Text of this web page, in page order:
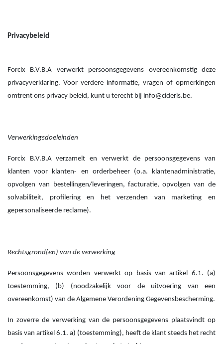
Privacybeleid
Forcix B.V.B.A verwerkt persoonsgegevens overeenkomstig deze
privacyverklaring. Voor verdere informatie, vragen of opmerkingen
omtrent ons privacy beleid, kunt u terecht bij info@cideris.be.
Verwerkingsdoeleinden
Forcix B.V.B.A verzamelt en verwerkt de persoonsgegevens van
klanten voor klanten- en orderbeheer (o.a. klantenadministratie,
opvolgen van bestellingen/leveringen, facturatie, opvolgen van de
solvabiliteit, profilering en het verzenden van marketing en
gepersonaliseerde reclame).
Rechtsgrond(en) van de verwerking
Persoonsgegevens worden verwerkt op basis van artikel 6.1. (a)
toestemming, (b) (noodzakelijk voor de uitvoering van een
overeenkomst) van de Algemene Verordening Gegevensbescherming.
In zoverre de verwerking van de persoonsgegevens plaatsvindt op
basis van artikel 6.1. a) (toestemming), heeft de klant steeds het recht